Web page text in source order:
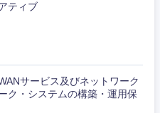
ティブ
サービス及びネットワーク
ク・システムの構築・運用保